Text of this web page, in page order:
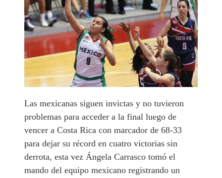
Las mexicanas siguen invictas y no tuvieron
problemas para acceder a la final luego de
vencer a Costa Rica con marcador de 68-33
para dejar su récord en cuatro victorias sin
derrota, esta vez Ángela Carrasco tomó el
mando del equipo mexicano registrando un